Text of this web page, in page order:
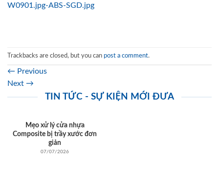
W0901.jpg-ABS-SGD.jpg
Trackbacks are closed, but you can post a comment.
← Previous
Next →
TIN TỨC - SỰ KIỆN MỚI ĐƯA
Mẹo xử lý cửa nhựa
Composite bị trầy xước đơn
giản
07/07/2026